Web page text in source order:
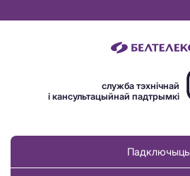
служба тэхнічнай
і кансультацыйнай падтрымкі
Падключыць